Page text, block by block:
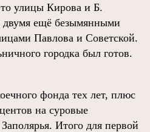
улицы Кирова и Б.
двумя ещё безымянными
Павлова и Советской.
городка был готов.
фонда тех лет, плюс
на суровые
Итого для первой